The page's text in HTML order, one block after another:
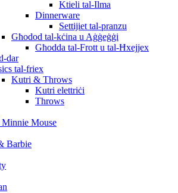
Ktieli tal-Ilma
Dinnerware
Settijiet tal-pranzu
Għodod tal-kċina u Aġġeġġi
Għodda tal-Frott u tal-Ħxejjex
dar
tal-friex
Kutri & Throws
Kutri elettriċi
Throws
Mouse
Barbie